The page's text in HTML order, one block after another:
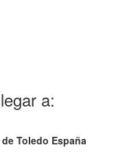
a:
Toledo España